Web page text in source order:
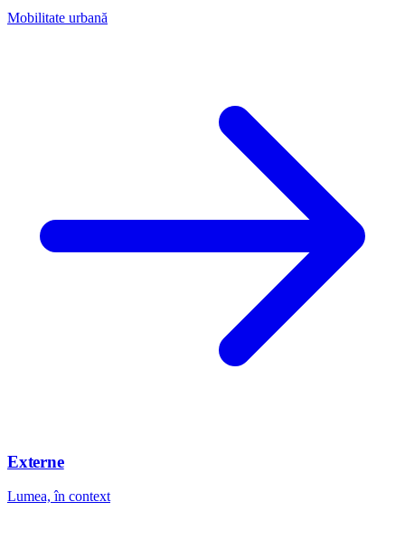
Mobilitate urbană
Externe
Lumea, în context